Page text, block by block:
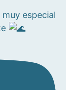
muy especial